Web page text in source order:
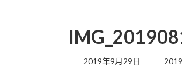
2019年9月29日
最